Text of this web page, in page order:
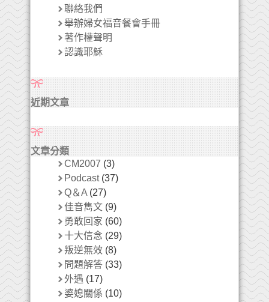
聯絡我們
舉辦婦女福音餐會手冊
著作權聲明
認識耶穌
近期文章
文章分類
CM2007 (3)
Podcast(37)
Q＆A (27)
佳音雋文 (9)
勇敢回家 (60)
十大信念 (29)
叛逆無效 (8)
問題解答 (33)
外遇 (17)
婆媳關係 (10)